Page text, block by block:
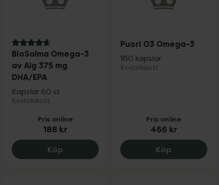
4.8 av 5 i omdöme
BioSalma Omega-3
av Alg 375 mg
DHA/EPA
Kapslar 60 st
Kosttillskott
Pris online
188 kr
Köp BioSalma Omega-3 av Alg 375 mg
Puori O3 Omega-3
180 kapslar
Kosttillskott
Pris online
466 kr
Köp Puori O3